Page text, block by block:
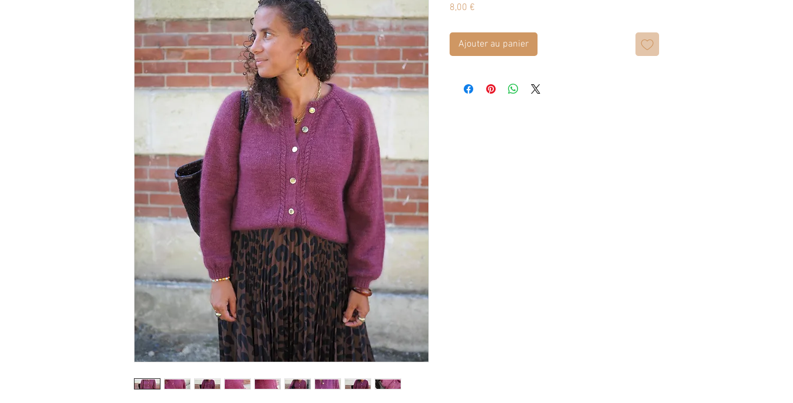
8,00 €
Ajouter au panier